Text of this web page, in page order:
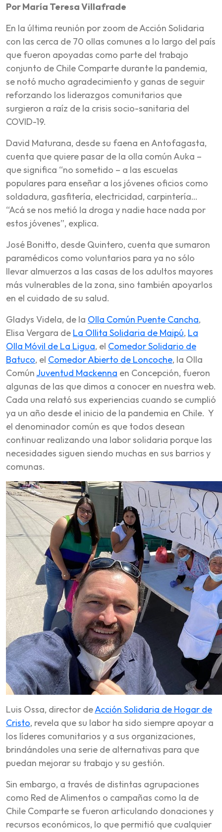
Por María Teresa Villafrade
En la última reunión por zoom de Acción Solidaria
con las cerca de 70 ollas comunes a lo largo del país
que fueron apoyadas como parte del trabajo
conjunto de Chile Comparte durante la pandemia,
se notó mucho agradecimiento y ganas de seguir
reforzando los liderazgos comunitarios que
surgieron a raíz de la crisis socio-sanitaria del
COVID-19.
David Maturana, desde su faena en Antofagasta,
cuenta que quiere pasar de la olla común Auka –
que significa “no sometido – a las escuelas
populares para enseñar a los jóvenes oficios como
soldadura, gasfitería, electricidad, carpintería…
“Acá se nos metió la droga y nadie hace nada por
estos jóvenes”, explica.
José Bonitto, desde Quintero, cuenta que sumaron
paramédicos como voluntarios para ya no sólo
llevar almuerzos a las casas de los adultos mayores
más vulnerables de la zona, sino también apoyarlos
en el cuidado de su salud.
Gladys Videla, de la Olla Común Puente Cancha,
Elisa Vergara de La Ollita Solidaria de Maipú, La
Olla Móvil de La Ligua, el Comedor Solidario de
Batuco, el Comedor Abierto de Loncoche, la Olla
ComúnJuventud Mackenna en Concepción, fueron
algunas de las que dimos a conocer en nuestra web.
Cada una relató sus experiencias cuando se cumplió
ya un año desde el inicio de la pandemia en Chile. Y
el denominador común es que todos desean
continuar realizando una labor solidaria porque las
necesidades siguen siendo muchas en sus barrios y
comunas.
Luis Ossa, director deAcción Solidaria de Hogar de
Cristo, revela que su labor ha sido siempre apoyar a
los líderes comunitarios y a sus organizaciones,
brindándoles una serie de alternativas para que
puedan mejorar su trabajo y su gestión.
Sin embargo, a través de distintas agrupaciones
como Red de Alimentos o campañas como la de
Chile Comparte se fueron articulando donaciones y
recursos económicos, lo que permitió que cualquier